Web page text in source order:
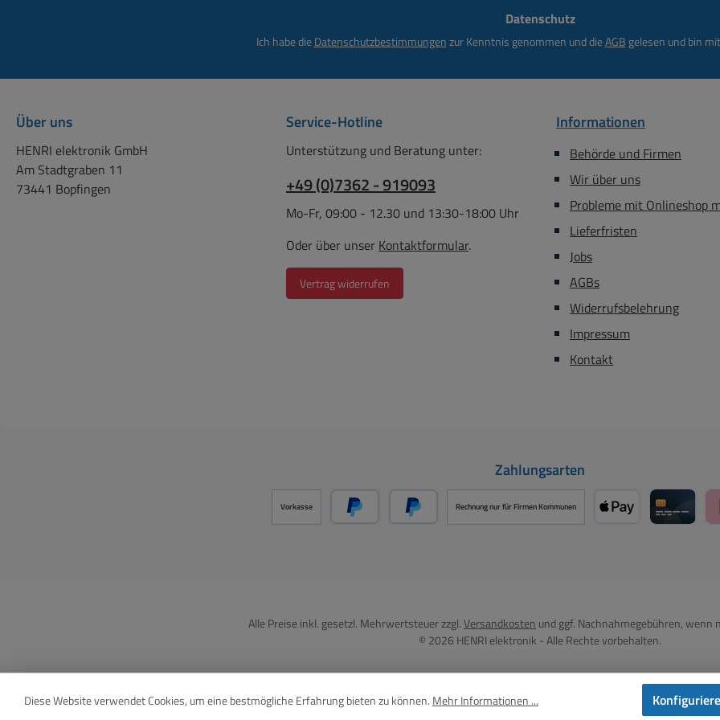
zum Monitor. Dieses Kabel
höher als Full HD 1080P
Datenschutz
Ich habe dieDatenschutzbestimmungenzur Kenntnis genommen und dieAGB gelesen und bin
Über uns
HENRI elektronik GmbH
Am Stadtgraben 11
73441 Bopfingen
Service-Hotline
Unterstützung und Beratung unter:
+49 (0)7362 - 919093
Mo-Fr, 09:00 - 12.30 und 13:30-18:00 Uhr
Oder über unser Kontaktformular.
Vertrag widerrufen
Informationen
Behörde und Firmen
Wir über uns
Probleme mit Onlineshop
Lieferfristen
Jobs
AGBs
Widerrufsbelehrung
Impressum
Kontakt
Zahlungsarten
Vorkasse Rechnung nur für Firmen Kommunen
Alle Preise inkl. gesetzl. Mehrwertsteuer zzgl.Versandkosten und ggf. Nachnahmegebühren, wenn
© 2026 HENRI elektronik - Alle Rechte vorbehalten.
Diese Website verwendet Cookies, um eine bestmögliche Erfahrung bieten zu können. Mehr Informationen ...